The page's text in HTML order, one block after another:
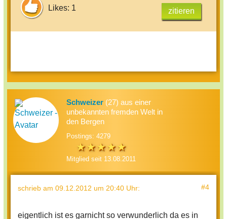
Likes: 1 zitieren
Schweizer (27) aus einer
unbekannten fremden Welt in
den Bergen
Postings: 4279
Mitglied seit 13.08.2011
schrieb am 09.12.2012 um 20:40 Uhr: #4
eigentlich ist es garnicht so verwunderlich da es in